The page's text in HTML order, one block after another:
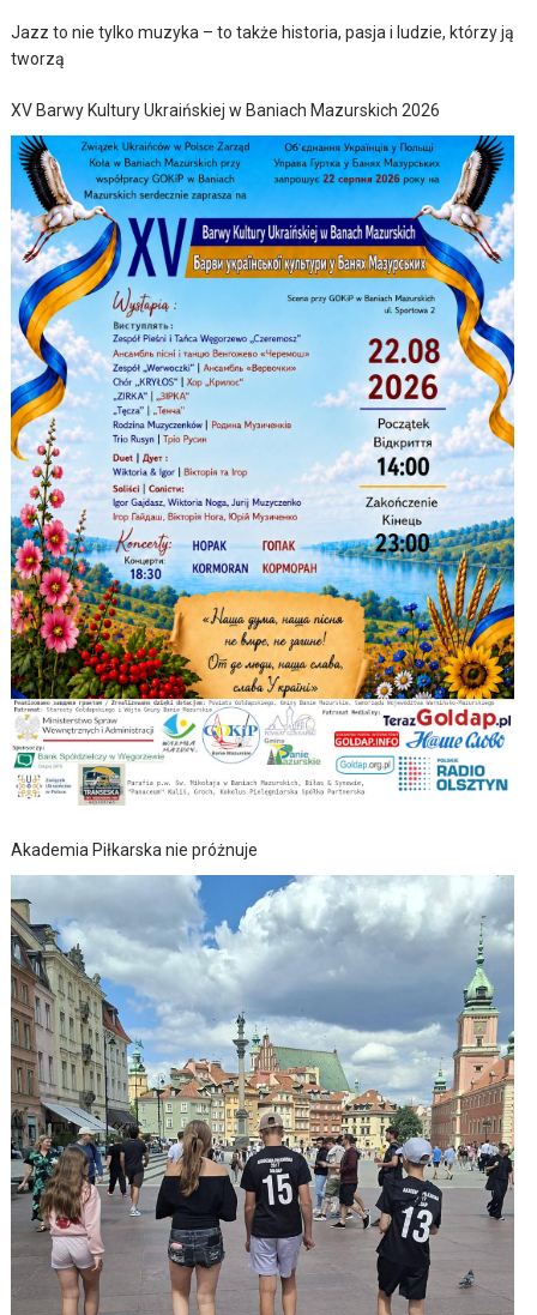
Jazz to nie tylko muzyka – to także historia, pasja i ludzie, którzy ją
tworzą
XV Barwy Kultury Ukraińskiej w Baniach Mazurskich 2026
Akademia Piłkarska nie próżnuje